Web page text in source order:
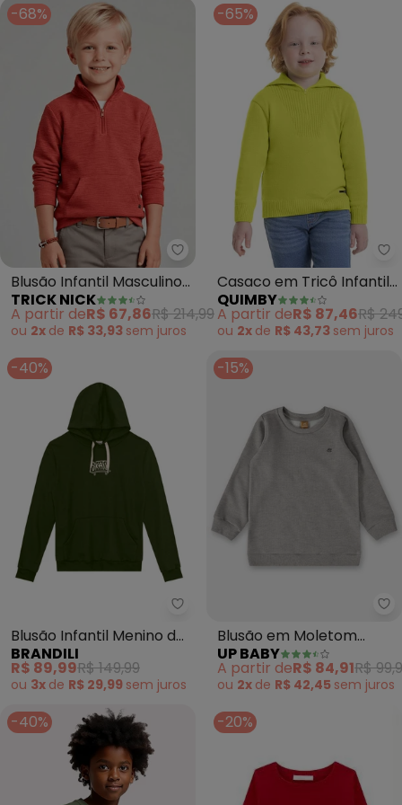
-68%
Trick Nick - Blusão Infantil
Blusão Infantil Masculino
(Marrom)
TRICK NICK
A partir deR$ 67,86R$ 214,99
ou 2x de R$ 33,93 sem juros
-65%
Casaco em Tricô Infantil
Menino (Verde)
QUIMBY
A partir deR$ 87,46R$
ou 2x de R$ 43,73 sem juros
-40%
Brandili - Blusão Infantil
Blusão Infantil Menino de
Skate (Verde)
BRANDILI
R$ 89,99R$ 149,99
ou 3x de R$ 29,99 sem juros
-15%
Blusão em Moletom
Infantil Menino (Cinza)
UP BABY
A partir deR$ 84,91R$
ou 2x de R$ 42,45 sem juros
-40% -20%